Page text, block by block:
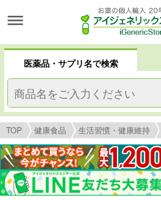
医薬品・サプリ名で検索
TOP 健康食品 生活習慣・健康維持